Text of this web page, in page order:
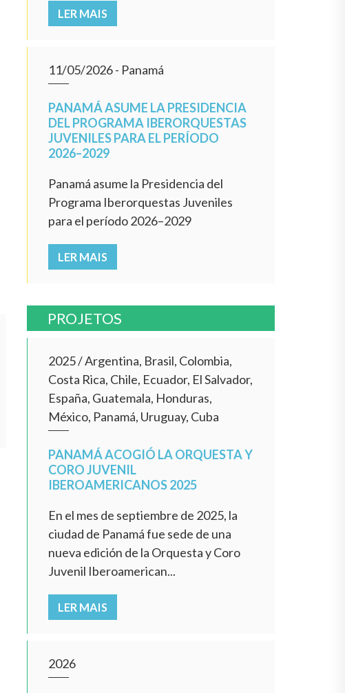
LER MAIS
11/05/2026- Panamá
PANAMÁ ASUME LA PRESIDENCIA
DEL PROGRAMA IBERORQUESTAS
JUVENILES PARA EL PERÍODO
2026–2029
Panamá asume la Presidencia del
Programa Iberorquestas Juveniles
para el período 2026–2029
LER MAIS
PROJETOS
2025/Argentina, Brasil, Colombia,
Costa Rica, Chile, Ecuador, El Salvador,
España, Guatemala, Honduras,
México, Panamá, Uruguay, Cuba
PANAMÁ ACOGIÓ LA ORQUESTA Y
CORO JUVENIL
IBEROAMERICANOS 2025
En el mes de septiembre de 2025, la
ciudad de Panamá fue sede de una
nueva edición de la Orquesta y Coro
Juvenil Iberoamerican...
LER MAIS
2026